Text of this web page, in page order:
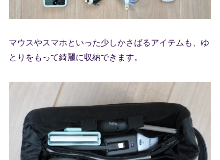
マウスやスマホといった少しかさばるアイテムも、ゆ
とりをもって綺麗に収納できます。